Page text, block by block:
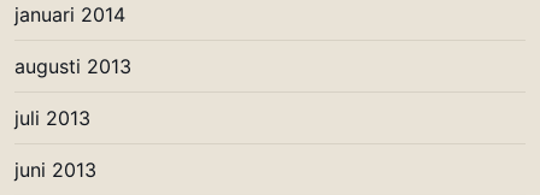
januari 2014
augusti 2013
juli 2013
juni 2013